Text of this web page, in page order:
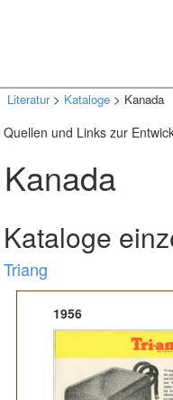
Literatur> Kataloge > Kanada
Quellen und Links zur
Kanada
Kataloge
Triang
1956